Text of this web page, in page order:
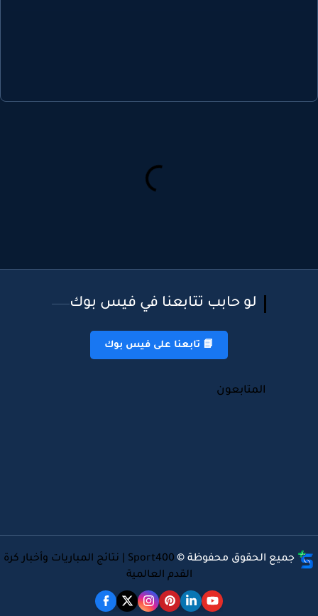
لو حابب تتابعنا في فيس بوك
📘 تابعنا على فيس بوك
المتابعون
جميع الحقوق محفوظة ©
Sport400 | نتائج المباريات وأخبار كرة
القدم العالمية